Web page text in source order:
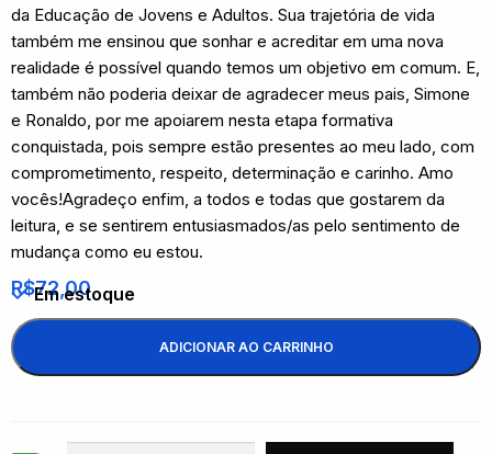
da Educação de Jovens e Adultos. Sua trajetória de vida
também me ensinou que sonhar e acreditar em uma nova
realidade é possível quando temos um objetivo em comum. E,
também não poderia deixar de agradecer meus pais, Simone
e Ronaldo, por me apoiarem nesta etapa formativa
conquistada, pois sempre estão presentes ao meu lado, com
comprometimento, respeito, determinação e carinho. Amo
vocês!Agradeço enfim, a todos e todas que gostarem da
leitura, e se sentirem entusiasmados/as pelo sentimento de
mudança como eu estou.
R$72,00
Em estoque
ADICIONAR AO CARRINHO